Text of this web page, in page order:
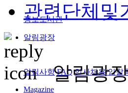
정보도서관
알림광장
알림사항 FAQ 인사채용/입찰
Magazine
관련단체및
알림광